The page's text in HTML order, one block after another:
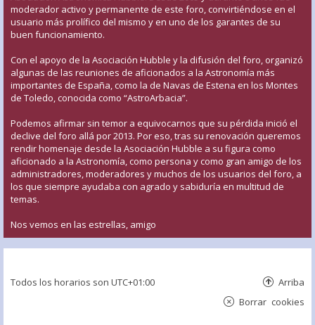
moderador activo y permanente de este foro, convirtiéndose en el
usuario más prolífico del mismo y en uno de los garantes de su
buen funcionamiento.
Con el apoyo de la Asociación Hubble y la difusión del foro, organizó
algunas de las reuniones de aficionados a la Astronomía más
importantes de España, como la de Navas de Estena en los Montes
de Toledo, conocida como “AstroArbacia”.
Podemos afirmar sin temor a equivocarnos que su pérdida inició el
declive del foro allá por 2013. Por eso, tras su renovación queremos
rendir homenaje desde la Asociación Hubble a su figura como
aficionado a la Astronomía, como persona y como gran amigo de los
administradores, moderadores y muchos de los usuarios del foro, a
los que siempre ayudaba con agrado y sabiduría en multitud de
temas.
Nos vemos en las estrellas, amigo
Todos los horarios son UTC+01:00 Arriba
Borrar cookies